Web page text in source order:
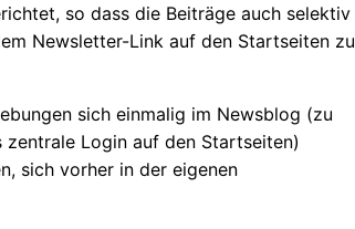
so dass die Beiträge auch selektiv
Newsletter-Link auf den Startseiten zu
sich einmalig im Newsblog (zu
Login auf den Startseiten)
sich vorher in der eigenen